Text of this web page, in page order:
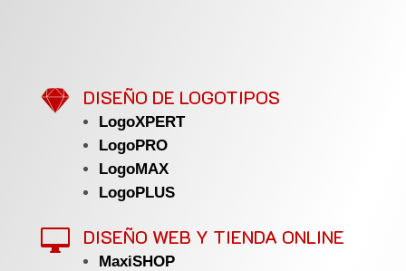
 DISEÑO DE LOGOTIPOS
LogoXPERT
LogoPRO
LogoMAX
LogoPLUS
 DISEÑO WEB Y TIENDA ONLINE
MaxiSHOP